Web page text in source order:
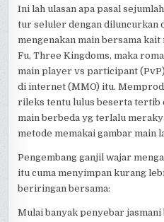
Ini lah ulasan apa pasal
tur seluler dengan diluncurkan
mengenakan main bersama
Fu, Three Kingdoms, maka
main player vs participant
di internet (MMO) itu.
rileks tentu lulus beserta tertib
main berbeda yg terlalu
metode memakai gambar main
Pengembang ganjil wajar
itu cuma menyimpan kurang
beriringan bersama:
Mulai banyak penyebar